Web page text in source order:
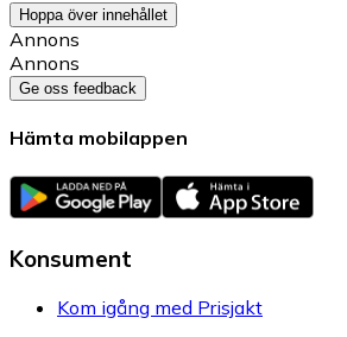
Hoppa över innehållet
Annons
Annons
Ge oss feedback
Hämta mobilappen
Konsument
Kom igång med Prisjakt